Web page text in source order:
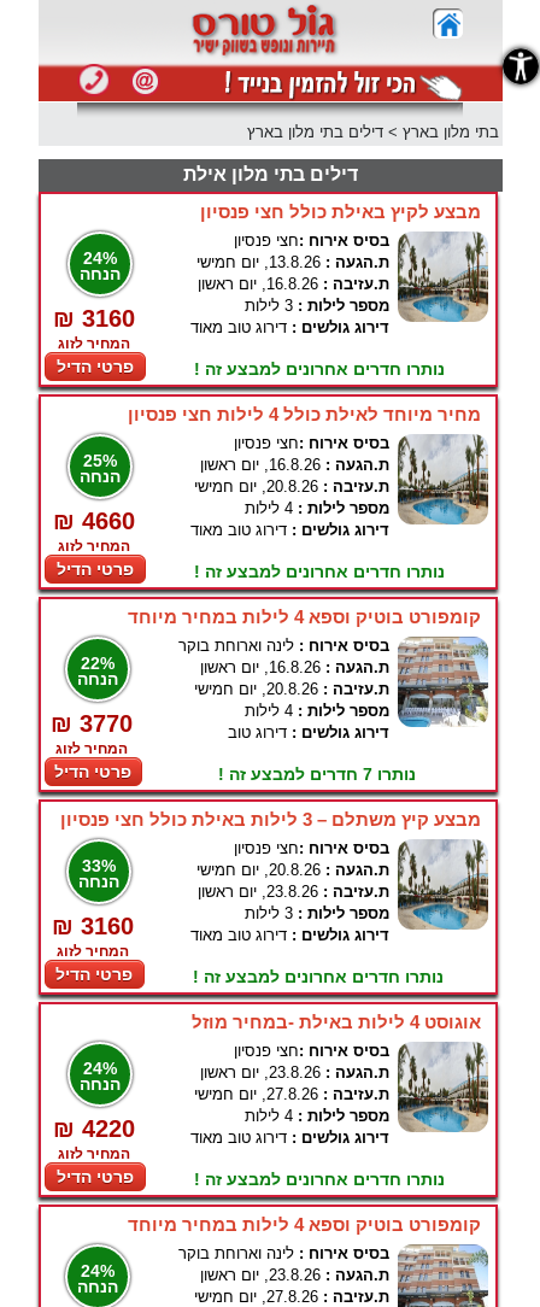
בתי מלון בארץ > דילים בתי מלון בארץ
דילים בתי מלון אילת
מבצע לקיץ באילת כולל חצי פנסיון
24%
הנחה
₪ 3160
המחיר לזוג
פרטי הדיל
בסיס אירוח :חצי פנסיון
ת.הגעה : 13.8.26, יום חמישי
ת.עזיבה : 16.8.26, יום ראשון
מספר לילות : 3 לילות
דירוג גולשים : דירוג טוב מאוד
נותרו חדרים אחרונים למבצע זה !
מחיר מיוחד לאילת כולל 4 לילות חצי פנסיון
25%
הנחה
₪ 4660
המחיר לזוג
פרטי הדיל
בסיס אירוח :חצי פנסיון
ת.הגעה : 16.8.26, יום ראשון
ת.עזיבה : 20.8.26, יום חמישי
מספר לילות : 4 לילות
דירוג גולשים : דירוג טוב מאוד
נותרו חדרים אחרונים למבצע זה !
קומפורט בוטיק וספא 4 לילות במחיר מיוחד
22%
הנחה
₪ 3770
המחיר לזוג
פרטי הדיל
בסיס אירוח : לינה וארוחת בוקר
ת.הגעה : 16.8.26, יום ראשון
ת.עזיבה : 20.8.26, יום חמישי
מספר לילות : 4 לילות
דירוג גולשים : דירוג טוב
נותרו 7 חדרים למבצע זה !
מבצע קיץ משתלם – 3 לילות באילת כולל חצי פנסיון
33%
הנחה
₪ 3160
המחיר לזוג
פרטי הדיל
בסיס אירוח :חצי פנסיון
ת.הגעה : 20.8.26, יום חמישי
ת.עזיבה : 23.8.26, יום ראשון
מספר לילות : 3 לילות
דירוג גולשים : דירוג טוב מאוד
נותרו חדרים אחרונים למבצע זה !
אוגוסט 4 לילות באילת -במחיר מוזל
24%
הנחה
₪ 4220
המחיר לזוג
פרטי הדיל
בסיס אירוח :חצי פנסיון
ת.הגעה : 23.8.26, יום ראשון
ת.עזיבה : 27.8.26, יום חמישי
מספר לילות : 4 לילות
דירוג גולשים : דירוג טוב מאוד
נותרו חדרים אחרונים למבצע זה !
קומפורט בוטיק וספא 4 לילות במחיר מיוחד
24%
הנחה
בסיס אירוח : לינה וארוחת בוקר
ת.הגעה : 23.8.26, יום ראשון
ת.עזיבה : 27.8.26, יום חמישי
נגישות